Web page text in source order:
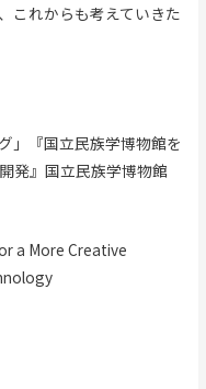
これからも考えていきた
」『国立民族学博物館を
発』国立民族学博物館
a More Creative